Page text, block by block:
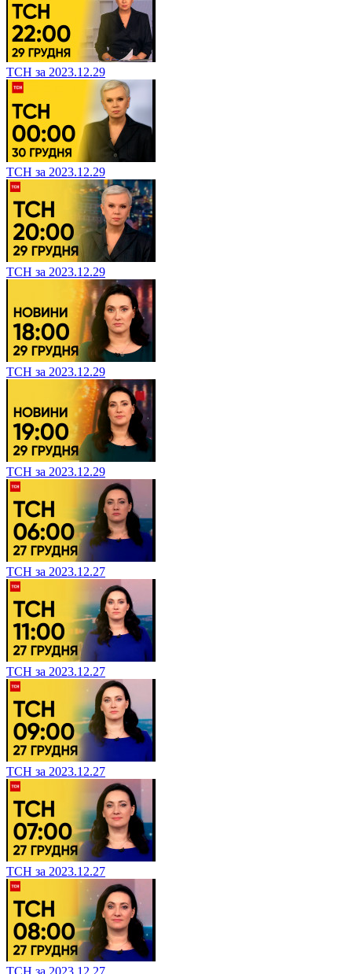
ТСН за 2023.12.29
ТСН за 2023.12.29
ТСН за 2023.12.29
ТСН за 2023.12.29
ТСН за 2023.12.29
ТСН за 2023.12.27
ТСН за 2023.12.27
ТСН за 2023.12.27
ТСН за 2023.12.27
ТСН за 2023.12.27